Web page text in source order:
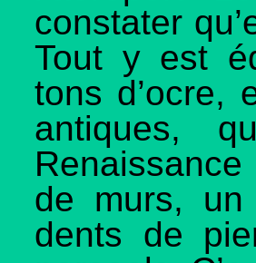
constater
Tout y est
tons d’ocre,
antiques,
de murs,
dents de